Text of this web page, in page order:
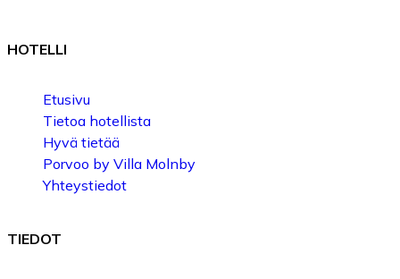
HOTELLI
Etusivu
Tietoa hotellista
Hyvä tietää
Porvoo by Villa Molnby
Yhteystiedot
TIEDOT